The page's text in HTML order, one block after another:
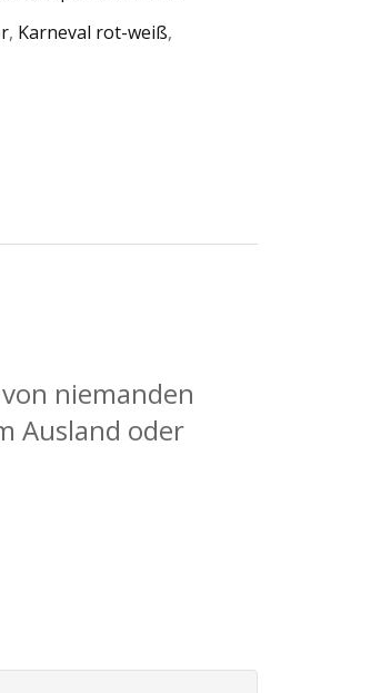
, Karneval rot-weiß,
niemanden
Ausland oder